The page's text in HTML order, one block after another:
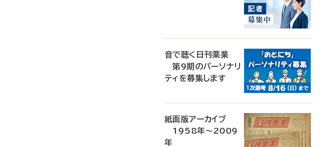
音で聴く日刊薬業
第9期のパーソナリ
ティを募集します
紙面版アーカイブ
1958年～2009
年